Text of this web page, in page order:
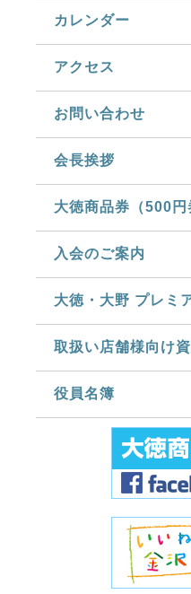
カレンダー
アクセス
お問い合わせ
会長挨拶
大徳商品券（500
入会のご案内
大徳・大野 プレミ
取扱い店舗様向け
役員名簿